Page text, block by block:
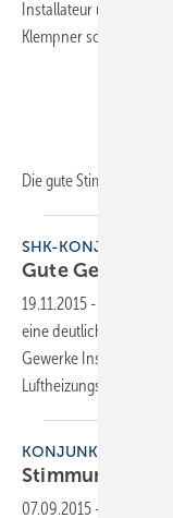
Installateur und
Klempner sowie
Die gute Stimmung
SHK-KONJUNKTUR
Gute
19.11.2015 -
eine deutlich positive
Gewerke Installateur
Luftheizungsbauer,
KONJUNKTUR
Stimmung und
07.09.2015 -